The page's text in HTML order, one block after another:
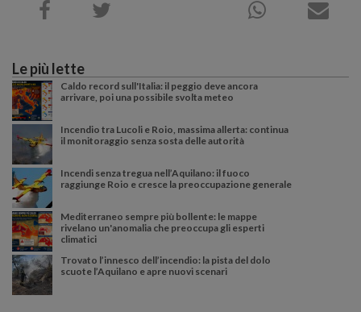
Le più lette
Caldo record sull'Italia: il peggio deve ancora
arrivare, poi una possibile svolta meteo
Incendio tra Lucoli e Roio, massima allerta: continua
il monitoraggio senza sosta delle autorità
Incendi senza tregua nell’Aquilano: il fuoco
raggiunge Roio e cresce la preoccupazione generale
Mediterraneo sempre più bollente: le mappe
rivelano un'anomalia che preoccupa gli esperti
climatici
Trovato l’innesco dell’incendio: la pista del dolo
scuote l’Aquilano e apre nuovi scenari